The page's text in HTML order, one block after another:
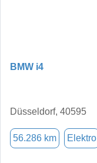
BMW i4
Düsseldorf, 40595
56.286 km Elektro